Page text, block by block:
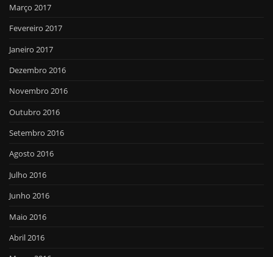
Março 2017
Fevereiro 2017
Janeiro 2017
Dezembro 2016
Novembro 2016
Outubro 2016
Setembro 2016
Agosto 2016
Julho 2016
Junho 2016
Maio 2016
Abril 2016